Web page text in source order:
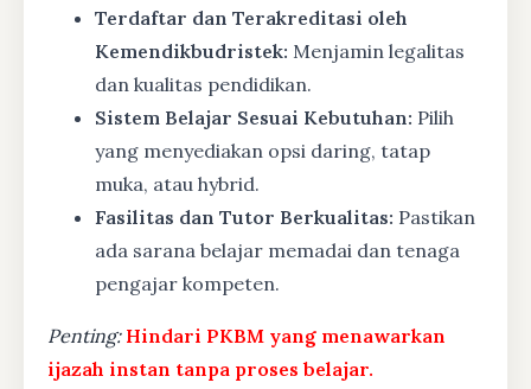
Terdaftar dan Terakreditasi oleh
Kemendikbudristek: Menjamin legalitas
dan kualitas pendidikan.
Sistem Belajar Sesuai Kebutuhan: Pilih
yang menyediakan opsi daring, tatap
muka, atau hybrid.
Fasilitas dan Tutor Berkualitas: Pastikan
ada sarana belajar memadai dan tenaga
pengajar kompeten.
Penting: Hindari PKBM yang menawarkan
ijazah instan tanpa proses belajar.